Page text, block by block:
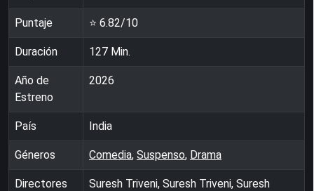
Puntaje ⭐ 6.82/10
Duración 127 Min.
Año de
Estreno
2026
País India
Géneros Comedia, Suspenso, Drama
Directores
Suresh Triveni, Suresh Triveni, Suresh